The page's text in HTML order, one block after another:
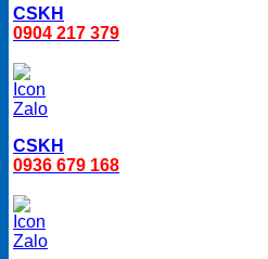
CSKH
0904 217 379
CSKH
0936 679 168